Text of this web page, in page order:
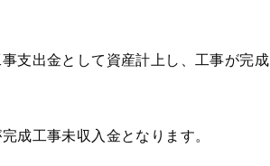
支出金として資産計上し、工事が完成
成工事未収入金となります。